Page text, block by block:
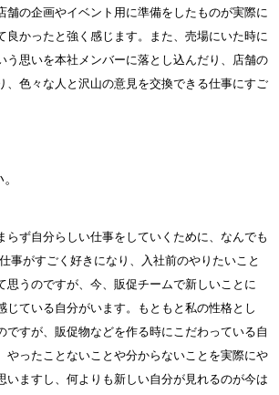
の企画やイベント用に準備をしたものが実際に
かったと強く感じます。また、売場にいた時に
思いを本社メンバーに落とし込んだり、店舗の
色々な人と沢山の意見を交換できる仕事にすご
ず自分らしい仕事をしていくために、なんでも
事がすごく好きになり、入社前のやりたいこと
思うのですが、今、販促チームで新しいことに
じている自分がいます。もともと私の性格とし
すが、販促物などを作る時にこだわっている自
ったことないことや分からないことを実際にや
いますし、何よりも新しい自分が見れるのが今は